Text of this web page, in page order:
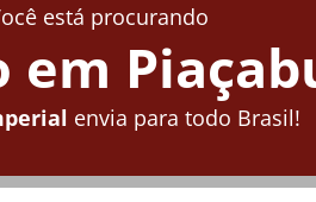
está procurando
envia para todo Brasil!